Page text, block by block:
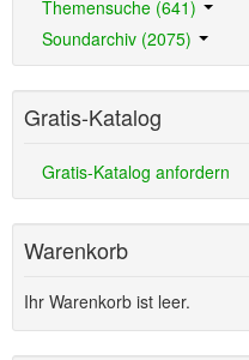
Themensuche (641)
Soundarchiv (2075)
Gratis-Katalog
Gratis-Katalog anfordern
Warenkorb
Ihr Warenkorb ist leer.